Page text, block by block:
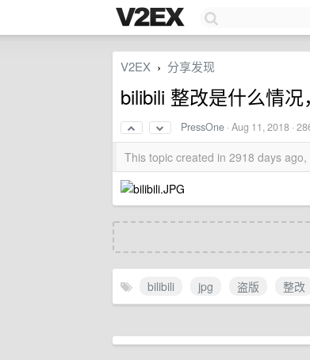
V2EX › 分享发现
bilibili 整改是什么情况
PressOne ·Aug 11, 2018 ·
This topic created in 2918 days
bilibili jpg 盗版 整改